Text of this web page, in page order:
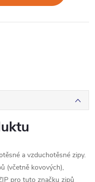
a vzduchotěsné zipy.
(včetně kovových),
pro tuto značku zipů